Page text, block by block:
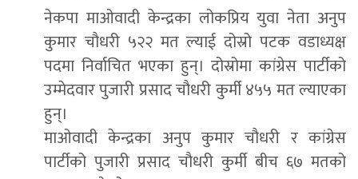
नेकपा माओवादी केन्द्रका लोकप्रिय युवा नेता अनुप
कुमार चौधरी ५२२ मत ल्याई दोस्रो पटक वडाध्यक्ष
पदमा निर्वाचित भएका हुन्। दोस्रोमा कांग्रेस पार्टीको
उम्मेदवार पुजारी प्रसाद चौधरी कुर्मी ४५५ मत ल्याएका
हुन्।
माओवादी केन्द्रका अनुप कुमार चौधरी र कांग्रेस
पार्टीको पुजारी प्रसाद चौधरी कुर्मी बीच ६७ मतको